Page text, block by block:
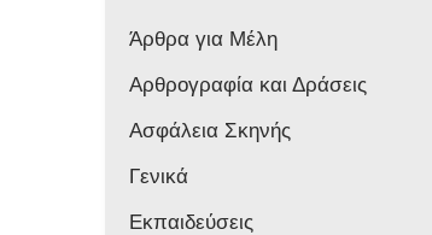
Άρθρα για Μέλη
Αρθρογραφία και Δράσεις
Ασφάλεια Σκηνής
Γενικά
Εκπαιδεύσεις